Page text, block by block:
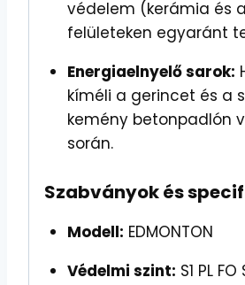
védelem (kerámia és
felületeken egyaránt
Energiaelnyelő sarok:
kíméli a gerincet és a
kemény betonpadlón
során.
Szabványok és
Modell: EDMONTON
Védelmi szint: S1 PL FO